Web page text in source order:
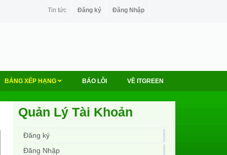
Tin tức Đăng ký Đăng Nhập
BẢNG XẾP HẠNG BÁO LỖI VỀ ITGREEN
Quản Lý Tài Khoản
Đăng ký
Đăng Nhập